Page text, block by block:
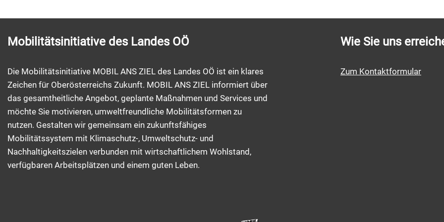
Mobilitätsinitiative des Landes OÖ
Die Mobilitätsinitiative MOBIL ANS ZIEL des Landes OÖ ist ein klares
Zeichen für Oberösterreichs Zukunft. MOBIL ANS ZIEL informiert über
das gesamtheitliche Angebot, geplante Maßnahmen und Services und
möchte Sie motivieren, umweltfreundliche Mobilitätsformen zu
nutzen. Gestalten wir gemeinsam ein zukunftsfähiges
Mobilitätssystem mit Klimaschutz-, Umweltschutz- und
Nachhaltigkeitszielen verbunden mit wirtschaftlichem Wohlstand,
verfügbaren Arbeitsplätzen und einem guten Leben.
Wie Sie uns
Zum Kontaktformular